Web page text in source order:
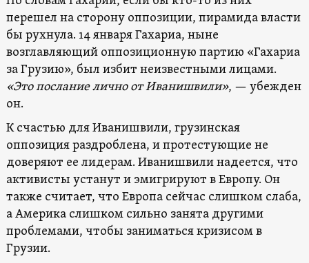
перешел на сторону оппозиции, пирамида власти
бы рухнула. 14 января Гахариа, ныне
возглавляющий оппозиционную партию «Гахариа
за Грузию», был избит неизвестными лицами.
«Это послание лично от Иванишвили», — убежден
он.
К счастью для Иванишвили, грузинская
оппозиция раздроблена, и протестующие не
доверяют ее лидерам. Иванишвили надеется, что
активисты устанут и эмигрируют в Европу. Он
также считает, что Европа сейчас слишком слаба,
а Америка слишком сильно занята другими
проблемами, чтобы заниматься кризисом в
Грузии.